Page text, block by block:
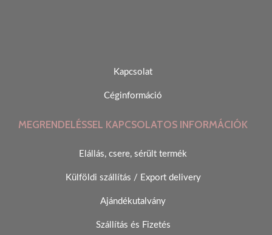
Kapcsolat
Céginformáció
MEGRENDELÉSSEL KAPCSOLATOS INFORMÁCIÓK
Elállás, csere, sérült termék
Külföldi szállítás / Export delivery
Ajándékutalvány
Szállítás és Fizetés